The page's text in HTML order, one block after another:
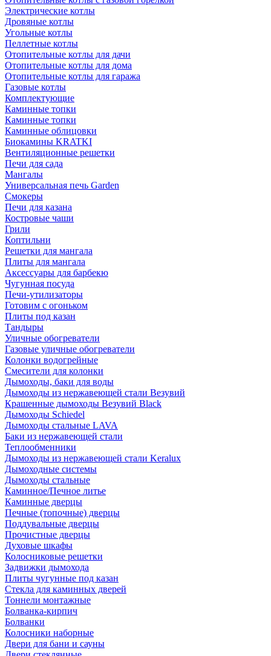
Электрические котлы
Дровяные котлы
Угольные котлы
Пеллетные котлы
Отопительные котлы для дачи
Отопительные котлы для дома
Отопительные котлы для гаража
Газовые котлы
Комплектующие
Каминные топки
Каминные топки
Каминные облицовки
Биокамины KRATKI
Вентиляционные решетки
Печи для сада
Мангалы
Универсальная печь Garden
Смокеры
Печи для казана
Костровые чаши
Грили
Коптильни
Решетки для мангала
Плиты для мангала
Аксессуары для барбекю
Чугунная посуда
Печи-утилизаторы
Готовим с огоньком
Плиты под казан
Тандыры
Уличные обогреватели
Газовые уличные обогреватели
Колонки водогрейные
Смесители для колонки
Дымоходы, баки для воды
Дымоходы из нержавеющей стали Везувий
Крашенные дымоходы Везувий Black
Дымоходы Schiedel
Дымоходы стальные LAVA
Баки из нержавеющей стали
Теплообменники
Дымоходы из нержавеющей стали Keralux
Дымоходные системы
Дымоходы стальные
Каминное/Печное литье
Каминные дверцы
Печные (топочные) дверцы
Поддувальные дверцы
Прочистные дверцы
Духовые шкафы
Колосниковые решетки
Задвижки дымохода
Плиты чугунные под казан
Стекла для каминных дверей
Тоннели монтажные
Болванка-кирпич
Болванки
Колосники наборные
Двери для бани и сауны